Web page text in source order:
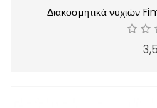
Διακοσμητικά νυχιών